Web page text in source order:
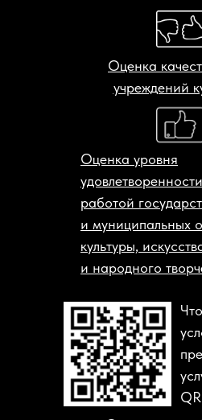
Оценка
учреждений
Оценка уровня
работой
и муниципальных
культуры,
и народного